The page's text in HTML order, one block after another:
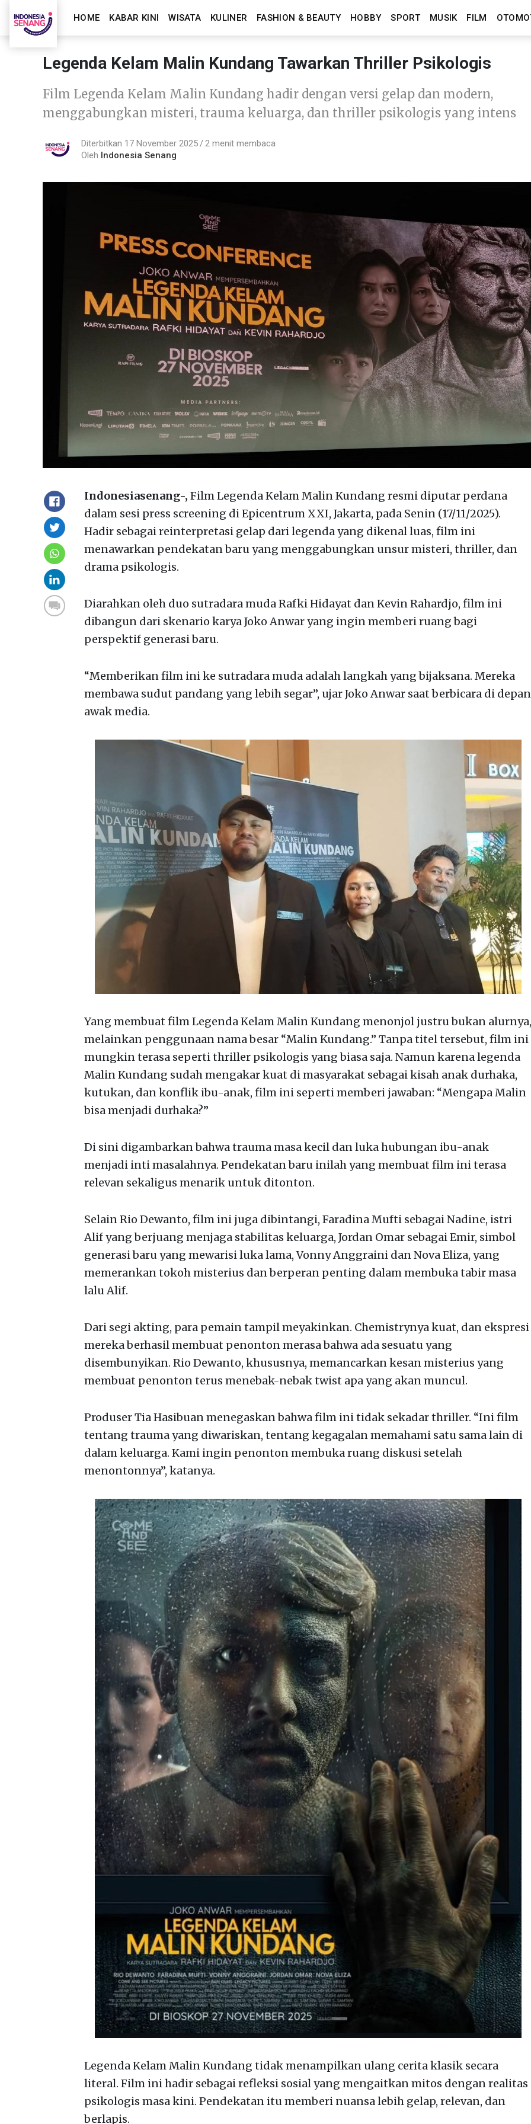
HOME KABAR KINI WISATA KULINER FASHION & BEAUTY HOBBY SPORT MUSIK FILM
Legenda Kelam Malin Kundang Tawarkan Thriller Psikologis
Film Legenda Kelam Malin Kundang hadir dengan versi gelap dan modern,
menggabungkan misteri, trauma keluarga, dan thriller psikologis yang intens
Diterbitkan 17 November 2025
2 menit membaca
Oleh Indonesia Senang
Indonesiasenang-, Film Legenda Kelam Malin Kundang resmi diputar perdana
dalam sesi press screening di Epicentrum XXI, Jakarta, pada Senin (17/11/2025).
Hadir sebagai reinterpretasi gelap dari legenda yang dikenal luas, film ini
menawarkan pendekatan baru yang menggabungkan unsur misteri, thriller, dan
drama psikologis.
Diarahkan oleh duo sutradara muda Rafki Hidayat dan Kevin Rahardjo, film ini
dibangun dari skenario karya Joko Anwar yang ingin memberi ruang bagi
perspektif generasi baru.
“Memberikan film ini ke sutradara muda adalah langkah yang bijaksana. Mereka
membawa sudut pandang yang lebih segar”, ujar Joko Anwar saat berbicara di depan
awak media.
Yang membuat film Legenda Kelam Malin Kundang menonjol justru bukan alurnya,
melainkan penggunaan nama besar “Malin Kundang.” Tanpa titel tersebut, film ini
mungkin terasa seperti thriller psikologis yang biasa saja. Namun karena legenda
Malin Kundang sudah mengakar kuat di masyarakat sebagai kisah anak durhaka,
kutukan, dan konflik ibu-anak, film ini seperti memberi jawaban: “Mengapa Malin
bisa menjadi durhaka?”
Di sini digambarkan bahwa trauma masa kecil dan luka hubungan ibu-anak
menjadi inti masalahnya. Pendekatan baru inilah yang membuat film ini terasa
relevan sekaligus menarik untuk ditonton.
Selain Rio Dewanto, film ini juga dibintangi, Faradina Mufti sebagai Nadine, istri
Alif yang berjuang menjaga stabilitas keluarga, Jordan Omar sebagai Emir, simbol
generasi baru yang mewarisi luka lama, Vonny Anggraini dan Nova Eliza, yang
memerankan tokoh misterius dan berperan penting dalam membuka tabir masa
lalu Alif.
Dari segi akting, para pemain tampil meyakinkan. Chemistrynya kuat, dan ekspresi
mereka berhasil membuat penonton merasa bahwa ada sesuatu yang
disembunyikan. Rio Dewanto, khususnya, memancarkan kesan misterius yang
membuat penonton terus menebak-nebak twist apa yang akan muncul.
Produser Tia Hasibuan menegaskan bahwa film ini tidak sekadar thriller. “Ini film
tentang trauma yang diwariskan, tentang kegagalan memahami satu sama lain di
dalam keluarga. Kami ingin penonton membuka ruang diskusi setelah
menontonnya”, katanya.
Legenda Kelam Malin Kundang tidak menampilkan ulang cerita klasik secara
literal. Film ini hadir sebagai refleksi sosial yang mengaitkan mitos dengan realitas
psikologis masa kini. Pendekatan itu memberi nuansa lebih gelap, relevan, dan
berlapis.